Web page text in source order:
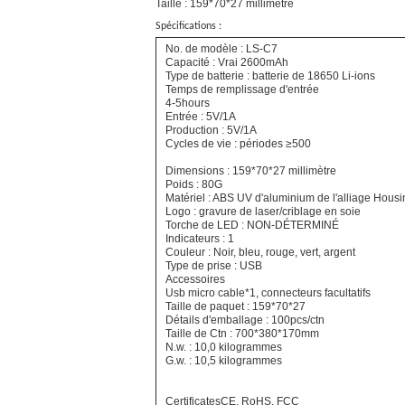
Taille : 159*70*27 millimètre
Spécifications :
No. de modèle : LS-C7
Capacité : Vrai 2600mAh
Type de batterie : batterie de 18650 Li-ions
Temps de remplissage d'entrée
4-5hours
Entrée : 5V/1A
Production : 5V/1A
Cycles de vie : périodes ≥500
Dimensions : 159*70*27 millimètre
Poids : 80G
Matériel : ABS UV d'aluminium de l'alliage
Logo : gravure de laser/criblage en soie
Torche de LED : NON-DÉTERMINÉ
Indicateurs : 1
Couleur : Noir, bleu, rouge, vert, argent
Type de prise : USB
Accessoires
Usb micro cable*1, connecteurs facultatifs
Taille de paquet : 159*70*27
Détails d'emballage : 100pcs/ctn
Taille de Ctn : 700*380*170mm
N.w. : 10,0 kilogrammes
G.w. : 10,5 kilogrammes
CertificatesCE, RoHS, FCC